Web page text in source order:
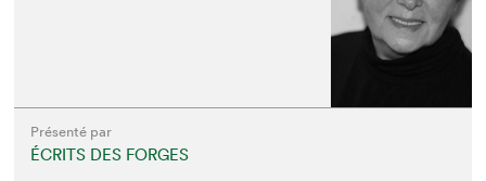
Présenté par
ÉCRITS DES FORGES